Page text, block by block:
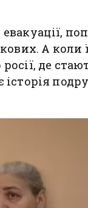
А коли
де
історія